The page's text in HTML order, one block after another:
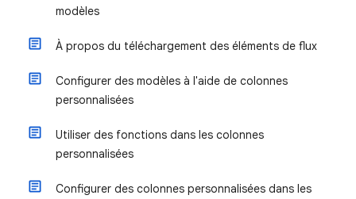
modèles
À propos du téléchargement des éléments de flux
Configurer des modèles à l'aide de colonnes
personnalisées
Utiliser des fonctions dans les colonnes
personnalisées
Configurer des colonnes personnalisées dans les